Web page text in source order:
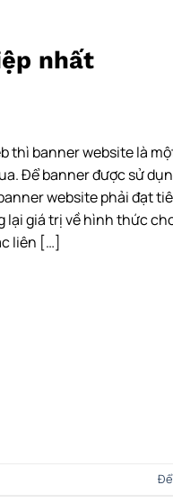
nhất
thì banner website là
Để banner được sử
website phải đạt
lại giá trị về hình thức
liên […]